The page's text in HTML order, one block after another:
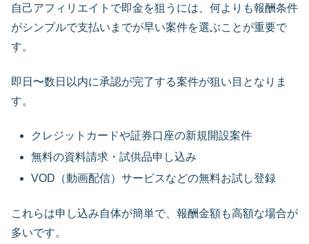
自己アフィリエイトで即金を狙うには、何よりも報酬条件
がシンプルで支払いまでが早い案件を選ぶことが重要で
す。
即日〜数日以内に承認が完了する案件が狙い目となりま
す。
クレジットカードや証券口座の新規開設案件
無料の資料請求・試供品申し込み
VOD（動画配信）サービスなどの無料お試し登録
これらは申し込み自体が簡単で、報酬金額も高額な場合が
多いです。